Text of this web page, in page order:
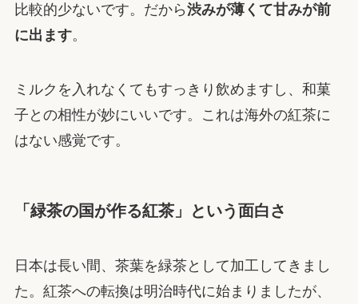
比較的少ないです。だから渋みが薄くて甘みが前
に出ます。
ミルクを入れなくてもすっきり飲めますし、和菓
子との相性が妙にいいです。これは海外の紅茶に
はない感覚です。
「緑茶の国が作る紅茶」という面白さ
日本は長い間、茶葉を緑茶として加工してきまし
た。紅茶への転換は明治時代に始まりましたが、